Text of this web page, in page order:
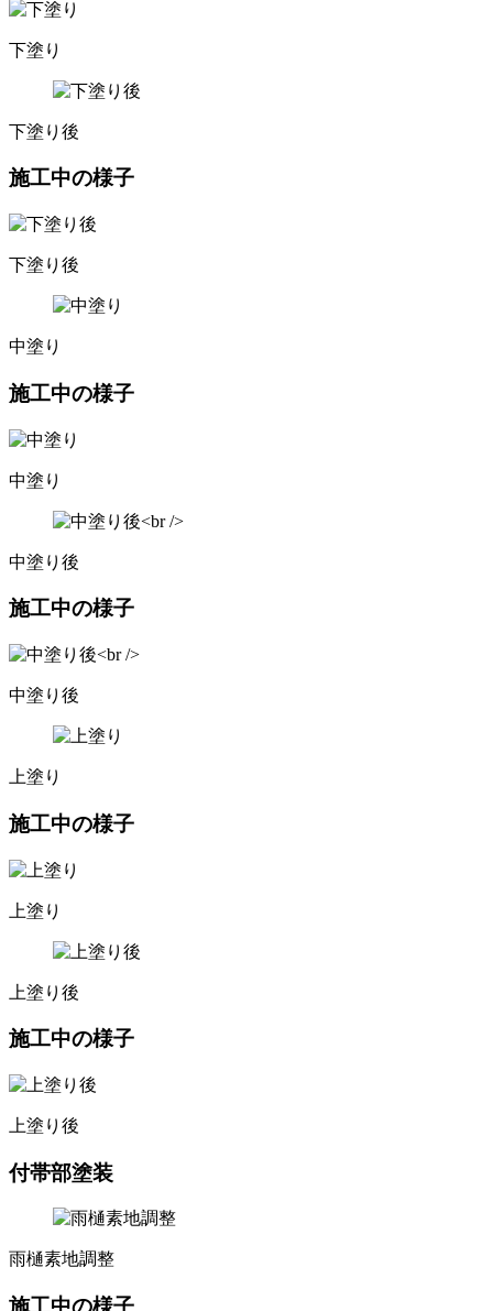
下塗り
下塗り後
施工中の様子
下塗り後
中塗り
施工中の様子
中塗り
中塗り後
施工中の様子
中塗り後
上塗り
施工中の様子
上塗り
上塗り後
施工中の様子
上塗り後
付帯部塗装
雨樋素地調整
施工中の様子